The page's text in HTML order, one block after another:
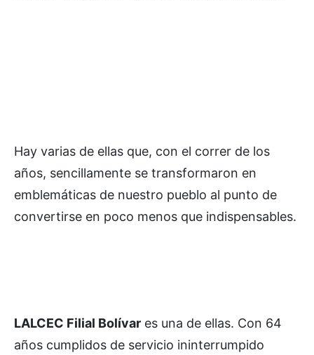
Hay varias de ellas que, con el correr de los
años, sencillamente se transformaron en
emblemáticas de nuestro pueblo al punto de
convertirse en poco menos que indispensables.
LALCEC Filial Bolívar es una de ellas. Con 64
años cumplidos de servicio ininterrumpido